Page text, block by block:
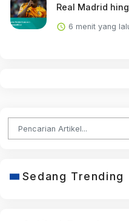
Real Madrid
6 menit yang
Sedang Trending